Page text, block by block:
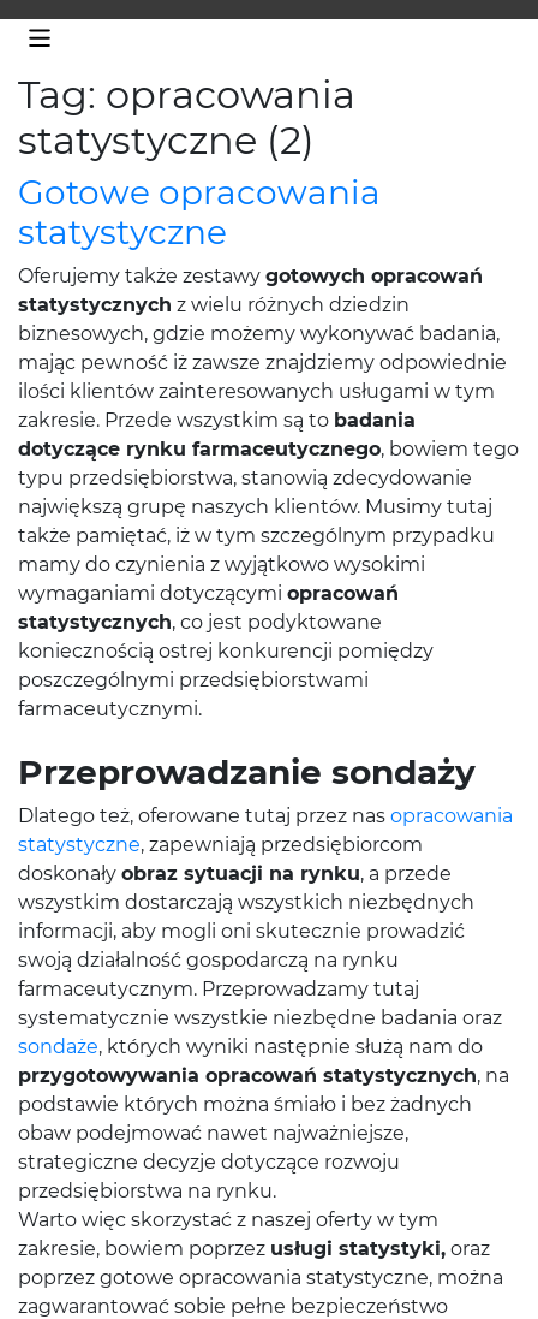
Tag: opracowania
statystyczne (2)
Gotowe opracowania
statystyczne
Oferujemy także zestawy gotowych opracowań
statystycznych z wielu różnych dziedzin
biznesowych, gdzie możemy wykonywać badania,
mając pewność iż zawsze znajdziemy odpowiednie
ilości klientów zainteresowanych usługami w tym
zakresie. Przede wszystkim są to badania
dotyczące rynku farmaceutycznego, bowiem tego
typu przedsiębiorstwa, stanowią zdecydowanie
największą grupę naszych klientów. Musimy tutaj
także pamiętać, iż w tym szczególnym przypadku
mamy do czynienia z wyjątkowo wysokimi
wymaganiami dotyczącymi opracowań
statystycznych, co jest podyktowane
koniecznością ostrej konkurencji pomiędzy
poszczególnymi przedsiębiorstwami
farmaceutycznymi.
Przeprowadzanie sondaży
Dlatego też, oferowane tutaj przez nas opracowania
statystyczne, zapewniają przedsiębiorcom
doskonały obraz sytuacji na rynku, a przede
wszystkim dostarczają wszystkich niezbędnych
informacji, aby mogli oni skutecznie prowadzić
swoją działalność gospodarczą na rynku
farmaceutycznym. Przeprowadzamy tutaj
systematycznie wszystkie niezbędne badania oraz
sondaże, których wyniki następnie służą nam do
przygotowywania opracowań statystycznych, na
podstawie których można śmiało i bez żadnych
obaw podejmować nawet najważniejsze,
strategiczne decyzje dotyczące rozwoju
przedsiębiorstwa na rynku.
Warto więc skorzystać z naszej oferty w tym
zakresie, bowiem poprzez usługi statystyki, oraz
poprzez gotowe opracowania statystyczne, można
zagwarantować sobie pełne bezpieczeństwo